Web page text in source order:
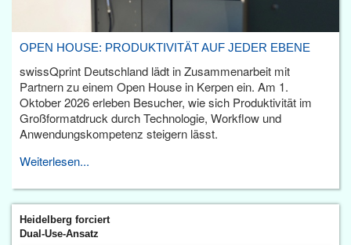
OPEN HOUSE: PRODUKTIVITÄT AUF JEDER EBENE
swissQprint Deutschland lädt in Zusammenarbeit mit
Partnern zu einem Open House in Kerpen ein. Am 1.
Oktober 2026 erleben Besucher, wie sich Produktivität im
Großformatdruck durch Technologie, Workflow und
Anwendungskompetenz steigern lässt.
Weiterlesen...
Heidelberg forciert
Dual-Use-Ansatz